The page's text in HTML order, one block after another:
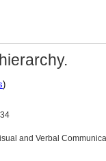
)
and Verbal